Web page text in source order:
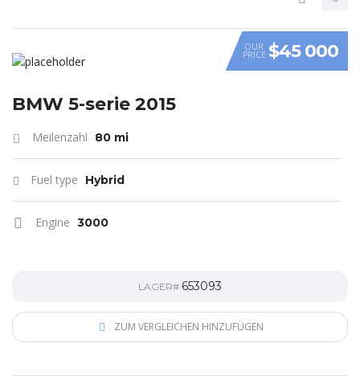
VIDEO
OUR
PRICE $45 000
BMW 5-serie 2015
Meilenzahl 80 mi
Fuel type Hybrid
Engine 3000
LAGER# 653093
ZUM VERGLEICHEN HINZUFÜGEN